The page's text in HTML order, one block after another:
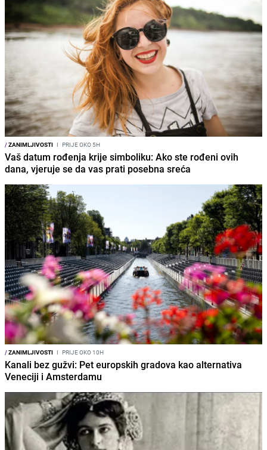
/ZANIMLJIVOSTI I PRIJE OKO 5H
Vaš datum rođenja krije simboliku: Ako ste rođeni ovih
dana, vjeruje se da vas prati posebna sreća
/ZANIMLJIVOSTI I PRIJE OKO 10H
Kanali bez gužvi: Pet europskih gradova kao alternativa
Veneciji i Amsterdamu